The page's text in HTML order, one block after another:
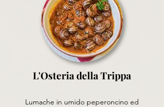
L'Osteria della Trippa
Lumache in umido peperoncino ed